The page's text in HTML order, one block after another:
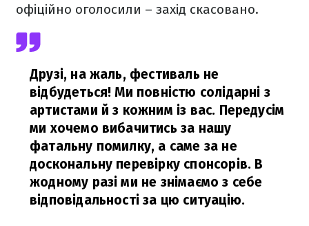
офіційно оголосили – захід скасовано.
Друзі, на жаль, фестиваль не
відбудеться! Ми повністю солідарні з
артистами й з кожним із вас. Передусім
ми хочемо вибачитись за нашу
фатальну помилку, а саме за не
доскональну перевірку спонсорів. В
жодному разі ми не знімаємо з себе
відповідальності за цю ситуацію.